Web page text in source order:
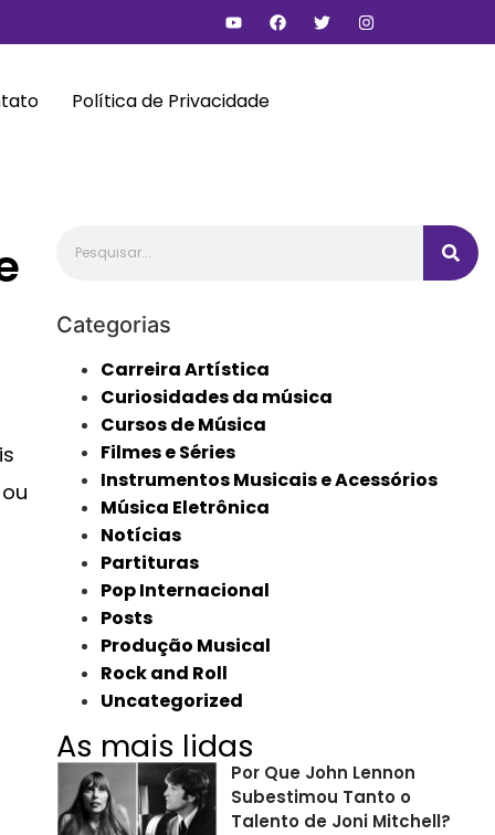
Política de Privacidade
Categorias
Carreira Artística
Curiosidades da música
Cursos de Música
Filmes e Séries
Instrumentos Musicais e Acessórios
Música Eletrônica
Notícias
Partituras
Pop Internacional
Posts
Produção Musical
Rock and Roll
Uncategorized
As mais lidas
Por Que John Lennon
Subestimou Tanto o
Talento de Joni Mitchell?